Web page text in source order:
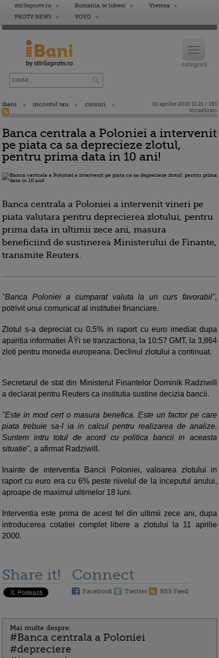
stirileprotv.ro Romania, te iubesc
Vremea
PROTV NEWS
VOYO
ibani incontul tau cursuri
10 aprilie 2010 11:21 / 191
vizualizari
Banca centrala a Poloniei a intervenit
pe piata ca sa deprecieze zlotul,
pentru prima data in 10 ani!
Banca centrala a Poloniei a intervenit vineri pe
piata valutara pentru deprecierea zlotului, pentru
prima data in ultimii zece ani, masura
beneficiind de sustinerea Ministerului de Finante,
transmite Reuters.
"Banca Poloniei a cumparat valuta la un curs favorabil",
potrivit unui comunicat al institutiei financiare.
Zlotul s-a depreciat cu 0,5% in raport cu euro imediat dupa
aparitia informatiei ÅŸi se tranzactiona, la 10:57 GMT, la 3,864
zloti pentru moneda europeana. Declinul zlotului a continuat.
Secretarul de stat din Ministerul Finantelor Dominik Radziwill
a declarat pentru Reuters ca institutia sustine decizia bancii.
"Este in mod cert o masura benefica. Este un factor pe care
piata trebuie sa-l ia in calcul pentru realizarea de analize.
Suntem intru totul de acord cu politica bancii in aceasta
situatie", a afirmat Radziwill.
Inainte de interventia Bancii Poloniei, valoarea zlotului in
raport cu euro era cu 6% peste nivelul de la inceputul anului,
aproape de maximul ultimelor 18 luni.
Interventia este prima de acest fel din ultimii zece ani, dupa
introducerea cotatiei complet libere a zlotului la 11 aprilie
2000.
Share it! Connect
Facebook Twitter RSS Feed
Mai multe despre:
#Banca centrala a Poloniei
#depreciere